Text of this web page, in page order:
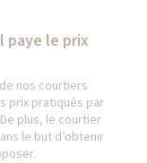
paye le prix
nos courtiers
prix pratiqués par
plus, le courtier
le but d’obtenir